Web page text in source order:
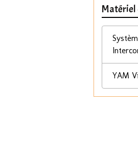
Matériel
YAM